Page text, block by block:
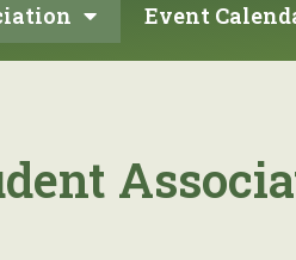
Event